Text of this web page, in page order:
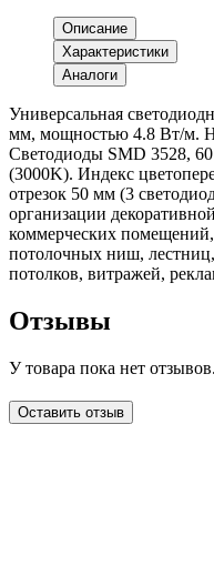
Описание
Характеристики
Аналоги
Универсальная
мм, мощностью 4.8 Вт/м.
Светодиоды SMD 3528,
(3000K). Индекс
отрезок 50 мм (3
организации
коммерческих
потолочных ниш,
потолков, витражей,
Отзывы
У товара пока нет
Оставить отзыв